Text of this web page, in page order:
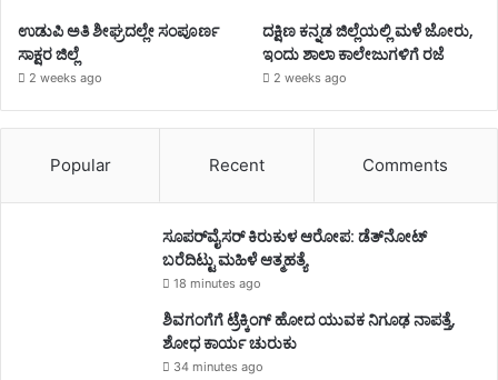
ಉಡುಪಿ ಅತಿ ಶೀಘ್ರದಲ್ಲೇ ಸಂಪೂರ್ಣ
ಸಾಕ್ಷರ ಜಿಲ್ಲೆ
2 weeks ago
ದಕ್ಷಿಣ ಕನ್ನಡ ಜಿಲ್ಲೆಯಲ್ಲಿ ಮಳೆ ಜೋರು,
ಇಂದು ಶಾಲಾ ಕಾಲೇಜುಗಳಿಗೆ ರಜೆ
2 weeks ago
Popular Recent Comments
ಸೂಪರ್‌ವೈಸರ್‌ ಕಿರುಕುಳ ಆರೋಪ: ಡೆತ್‌ನೋಟ್‌
ಬರೆದಿಟ್ಟು ಮಹಿಳೆ ಆತ್ಮಹತ್ಯೆ
18 minutes ago
ಶಿವಗಂಗೆಗೆ ಟ್ರೆಕ್ಕಿಂಗ್‌ ಹೋದ ಯುವಕ ನಿಗೂಢ ನಾಪತ್ತೆ,
ಶೋಧ ಕಾರ್ಯ ಚುರುಕು
34 minutes ago